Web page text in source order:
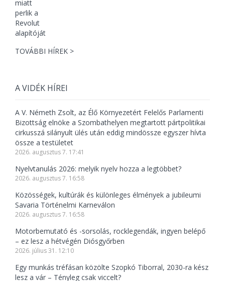
TOVÁBBI HÍREK >
A VIDÉK HÍREI
A V. Németh Zsolt, az Élő Környezetért Felelős Parlamenti
Bizottság elnöke a Szombathelyen megtartott pártpolitikai
cirkusszá silányult ülés után eddig mindössze egyszer hívta
össze a testületet
2026. augusztus 7. 17:41
Nyelvtanulás 2026: melyik nyelv hozza a legtöbbet?
2026. augusztus 7. 16:58
Közösségek, kultúrák és különleges élmények a jubileumi
Savaria Történelmi Karneválon
2026. augusztus 7. 16:58
Motorbemutató és -sorsolás, rocklegendák, ingyen belépő
– ez lesz a hétvégén Diósgyőrben
2026. július 31. 12:10
Egy munkás tréfásan közölte Szopkó Tiborral, 2030-ra kész
lesz a vár – Tényleg csak viccelt?